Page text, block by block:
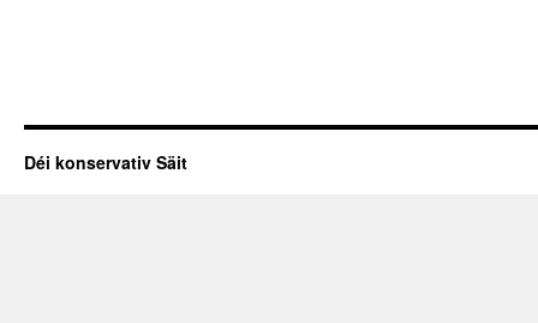
Déi konservativ Säit